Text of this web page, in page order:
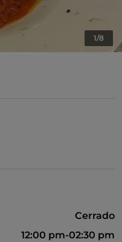
1/8
Cerrado
12:00 pm-02:30 pm